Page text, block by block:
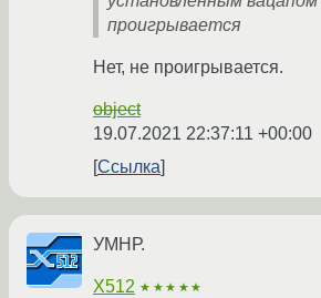
проигрывается
Нет, не проигрывается.
object
19.07.2021 22:37:11 +00:00
Ссылка
УМНР.
X512 ★★★★★